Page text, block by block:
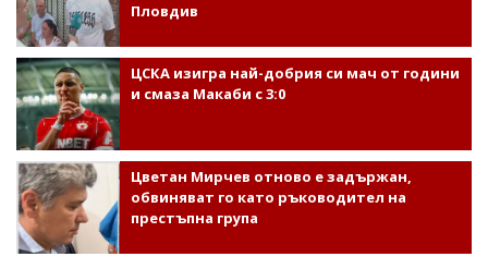
Пловдив
ЦСКА изигра най-добрия си мач от години
и смаза Макаби с 3:0
Цветан Мирчев отново е задържан,
обвиняват го като ръководител на
престъпна група